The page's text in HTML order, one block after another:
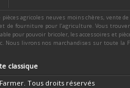
agricoles neuves moins chères, vente
de fourniture pour l’agriculture. Vous
pour pouvoir bricoler, les accessoires et
livrons nos marchandises sur toute la
classique
Tous droits réservés